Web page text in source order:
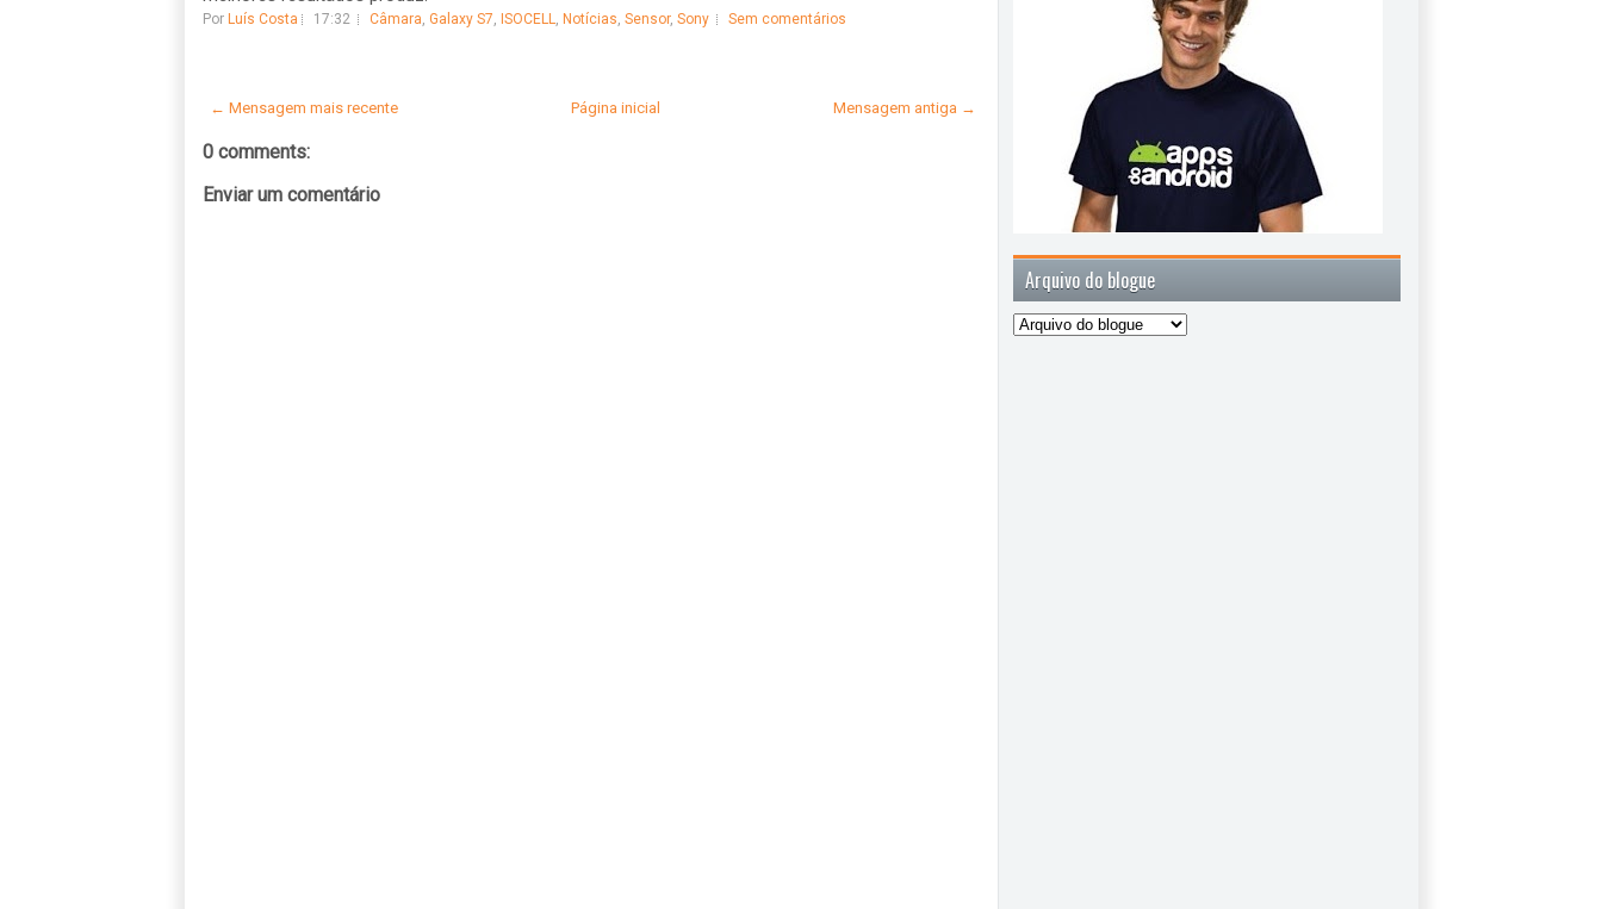
Por Luís Costa 17:32 Câmara, Galaxy S7, ISOCELL, Notícias, Sensor, Sony Sem comentários
← Mensagem mais recente Mensagem antiga →
Página inicial
0 comments:
Enviar um comentário
Arquivo do blogue